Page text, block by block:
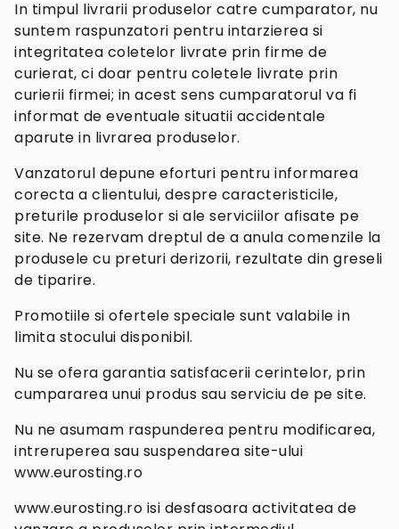
In timpul livrarii produselor catre cumparator, nu
suntem raspunzatori pentru intarzierea si
integritatea coletelor livrate prin firme de
curierat, ci doar pentru coletele livrate prin
curierii firmei; in acest sens cumparatorul va fi
informat de eventuale situatii accidentale
aparute in livrarea produselor.
Vanzatorul depune eforturi pentru informarea
corecta a clientului, despre caracteristicile,
preturile produselor si ale serviciilor afisate pe
site. Ne rezervam dreptul de a anula comenzile la
produsele cu preturi derizorii, rezultate din greseli
de tiparire.
Promotiile si ofertele speciale sunt valabile in
limita stocului disponibil.
Nu se ofera garantia satisfacerii cerintelor, prin
cumpararea unui produs sau serviciu de pe site.
Nu ne asumam raspunderea pentru modificarea,
intreruperea sau suspendarea site-ului
www.eurosting.ro
www.eurosting.ro isi desfasoara activitatea de